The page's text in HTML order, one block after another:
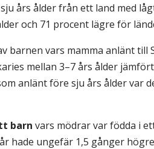
års ålder från ett land med
och 71 procent lägre för
barnen vars mamma anlänt
mellan 3–7 års ålder
anlänt före sju års ålder var
barn vars mödrar var födda i
hade ungefär 1,5 gånger